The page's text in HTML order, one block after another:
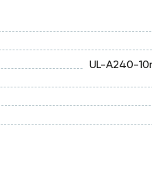
UL-A240-